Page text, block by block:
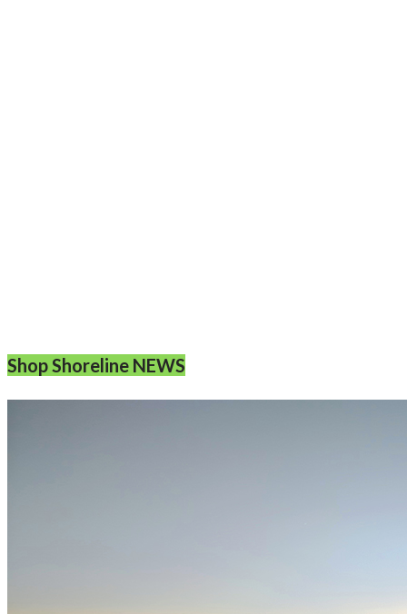
Shop Shoreline NEWS